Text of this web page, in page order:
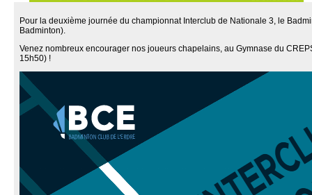
Pour la deuxième journée du championnat Interclub de Nationale 3, le
Badminton).
Venez nombreux encourager nos joueurs chapelains, au Gymnase du
15h50) !